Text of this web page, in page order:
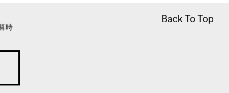
Back To Top
Back To Top
時